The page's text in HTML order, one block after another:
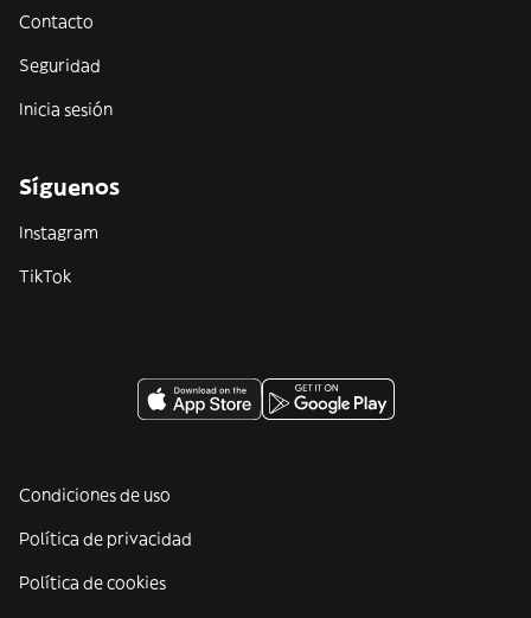
Contacto
Seguridad
Inicia sesión
Síguenos
Instagram
TikTok
Condiciones de uso
Política de privacidad
Política de cookies